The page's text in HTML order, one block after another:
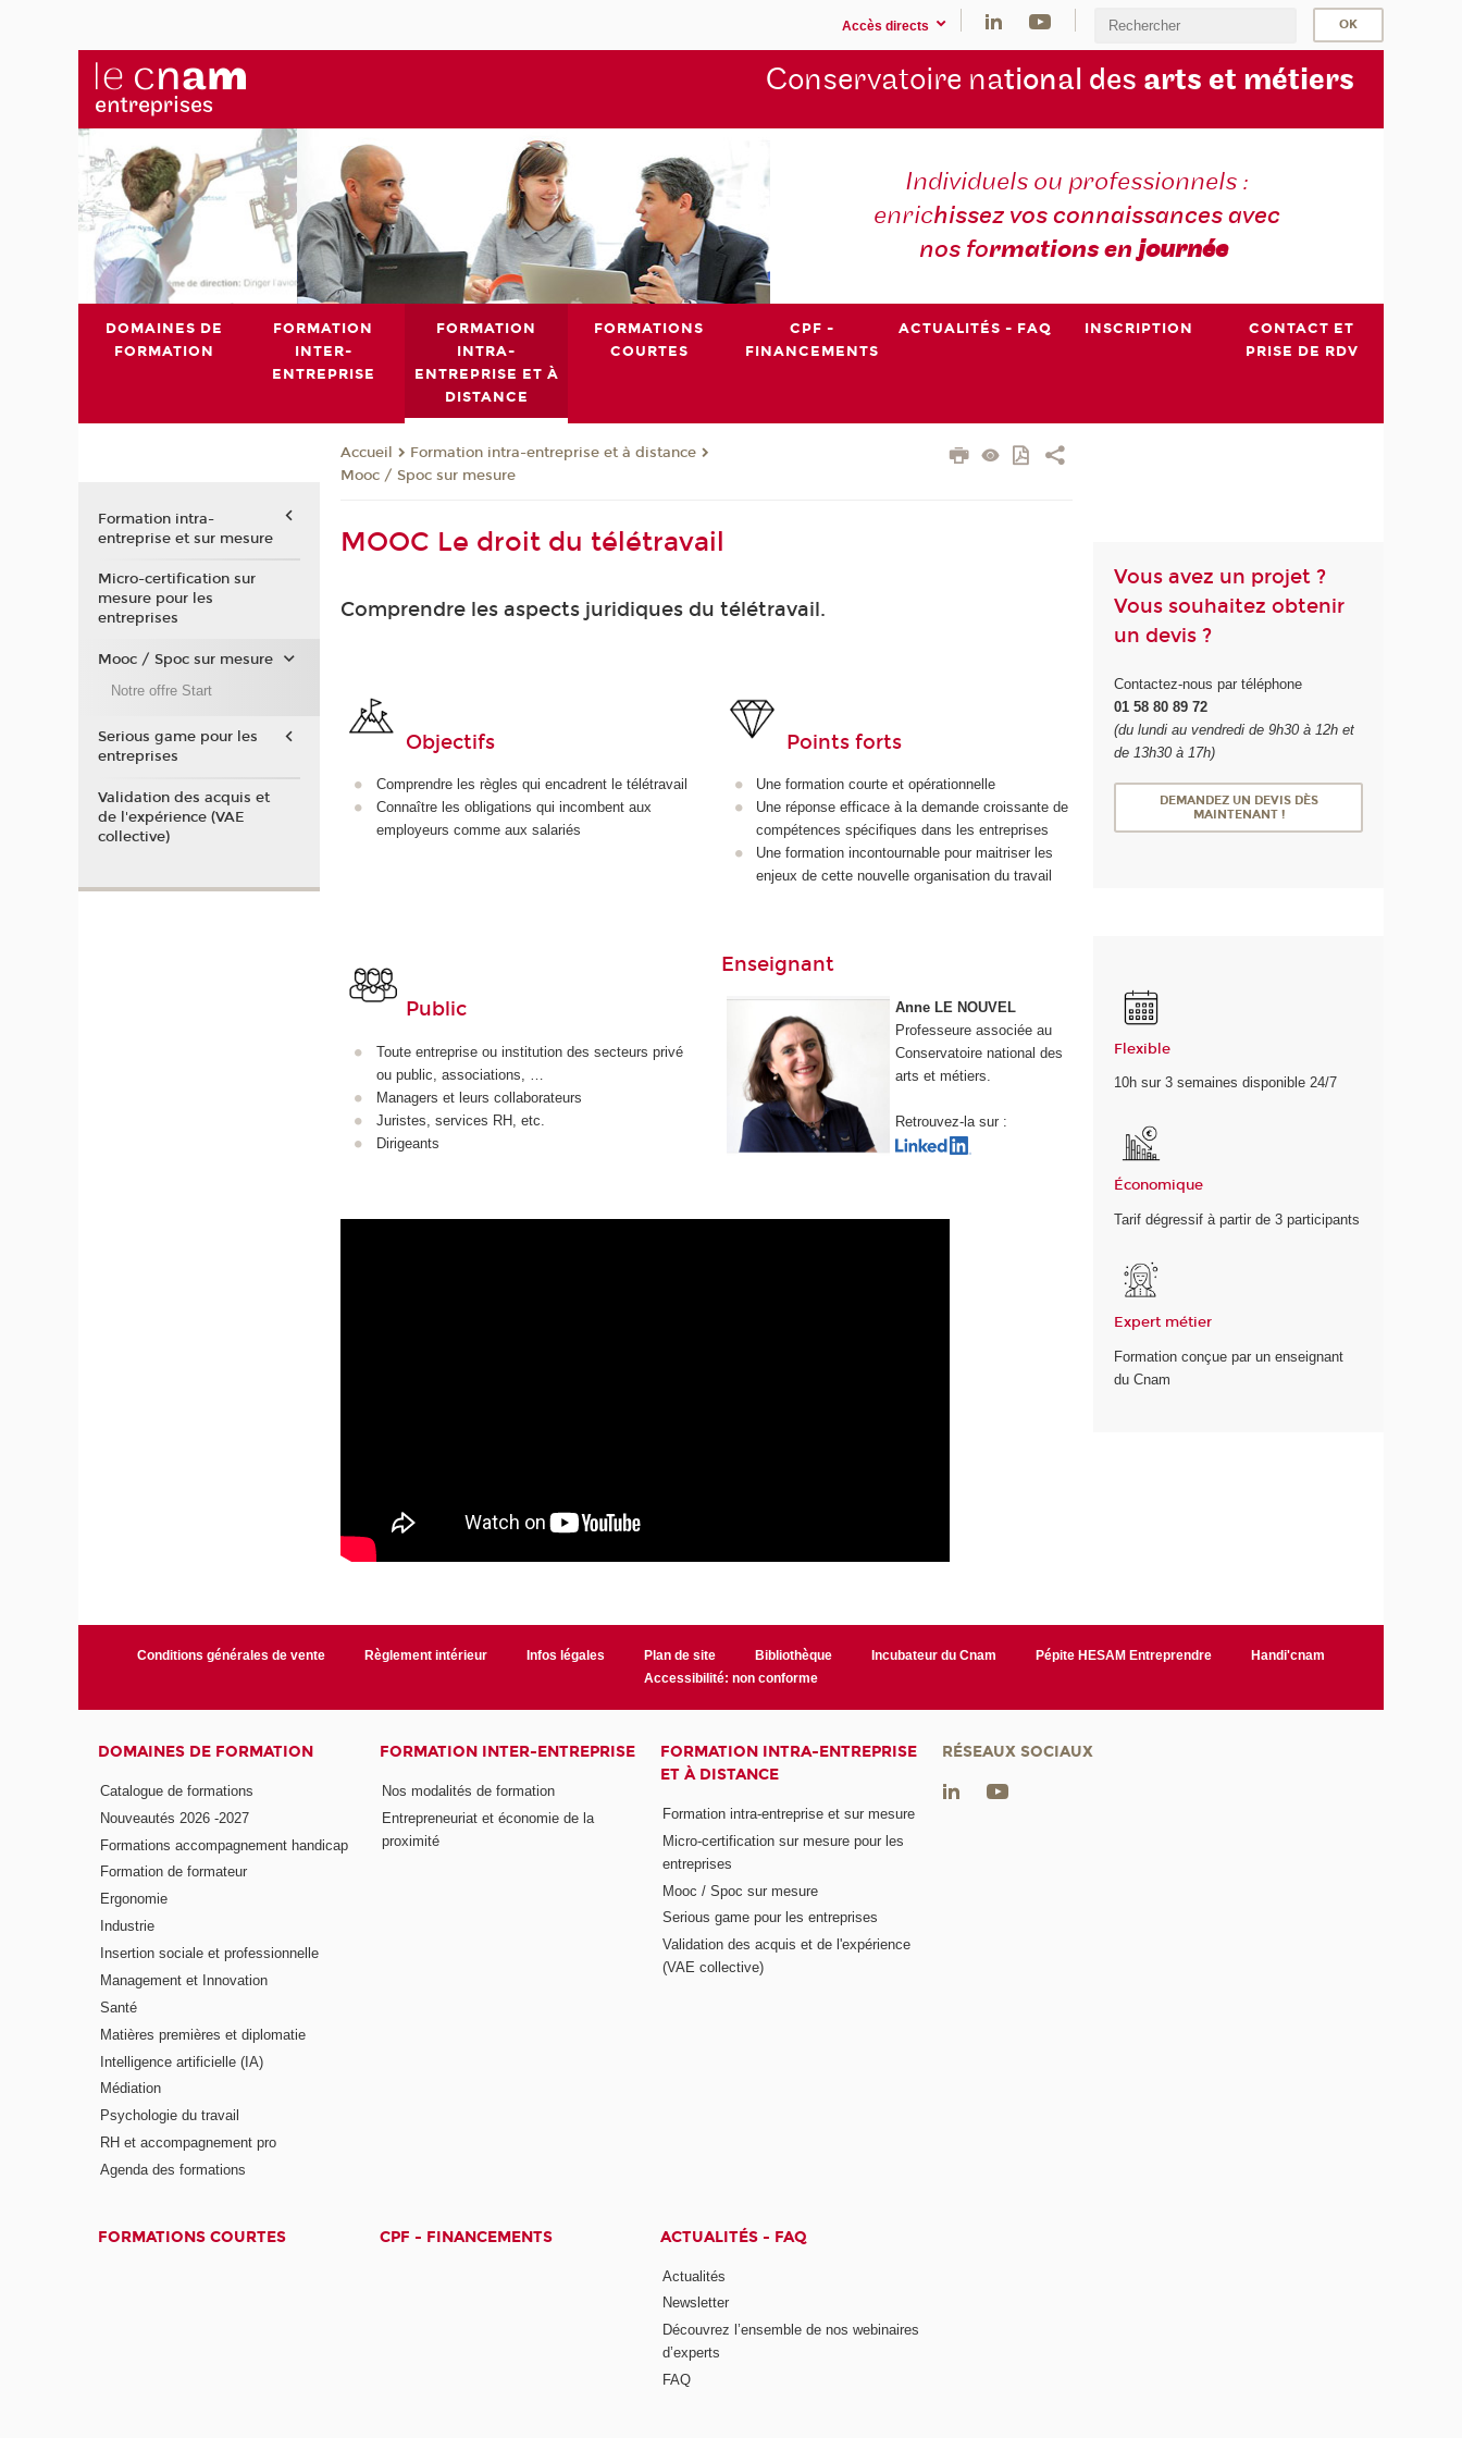
Accès directs
Conservatoire national des arts et métiers
Individuels ou professionnels :
enrichissez vos connaissances avec
nos formations enjournée
DOMAINES DE
FORMATION
FORMATION
INTER-
ENTREPRISE
FORMATION
INTRA-
ENTREPRISE ET À
DISTANCE
FORMATIONS
COURTES
CPF -
FINANCEMENTS
ACTUALITÉS - FAQ INSCRIPTION
CONTACT ET
PRISE DE RDV
Accueil
Formation intra-entreprise et à distance
Mooc / Spoc sur mesure
MOOC Le droit du télétravail
Comprendre les aspects juridiques du télétravail.
Objectifs
Comprendre les règles qui encadrent le télétravail
Connaître les obligations qui incombent aux
employeurs comme aux salariés
Points forts
Une formation courte et opérationnelle
Une réponse efficace à la demande croissante de
compétences spécifiques dans les entreprises
Une formation incontournable pour maitriser les
enjeux de cette nouvelle organisation du travail
Public
Toute entreprise ou institution des secteurs privé
ou public, associations, …
Managers et leurs collaborateurs
Juristes, services RH, etc.
Dirigeants
Enseignant
Anne LE NOUVEL
Professeure associée au
Conservatoire national des
arts et métiers.
Retrouvez-la sur :
Vous avez un projet ?
Vous souhaitez obtenir
un devis ?
Contactez-nous par téléphone
01 58 80 89 72
(du lundi au vendredi de 9h30 à 12h et
de 13h30 à 17h)
DEMANDEZ UN DEVIS DÈS
MAINTENANT !
Flexible
10h sur 3 semaines disponible 24/7
Économique
Tarif dégressif à partir de 3 participants
Expert métier
Formation conçue par un enseignant
du Cnam
Formation intra-
entreprise et sur mesure
Micro-certification sur
mesure pour les
entreprises
Mooc / Spoc sur mesure
Notre offre Start
Serious game pour les
entreprises
Validation des acquis et
de l'expérience (VAE
collective)
Conditions générales de vente Règlement intérieur Infos légales Plan de site Bibliothèque Incubateur du Cnam Pépite HESAM Entreprendre
Handi'cnam
Accessibilité: non conforme
DOMAINES DE FORMATION
Catalogue de formations
Nouveautés 2026 -2027
Formations accompagnement handicap
Formation de formateur
Ergonomie
Industrie
Insertion sociale et professionnelle
Management et Innovation
Santé
Matières premières et diplomatie
Intelligence artificielle (IA)
Médiation
Psychologie du travail
RH et accompagnement pro
Agenda des formations
FORMATION INTER-ENTREPRISE
Nos modalités de formation
Entrepreneuriat et économie de la
proximité
FORMATION INTRA-ENTREPRISE
ET À DISTANCE
Formation intra-entreprise et sur mesure
Micro-certification sur mesure pour les
entreprises
Mooc / Spoc sur mesure
Serious game pour les entreprises
Validation des acquis et de l'expérience
(VAE collective)
FORMATIONS COURTES CPF - FINANCEMENTS ACTUALITÉS - FAQ
Actualités
Newsletter
Découvrez l’ensemble de nos webinaires
d’experts
FAQ
RÉSEAUX SOCIAUX